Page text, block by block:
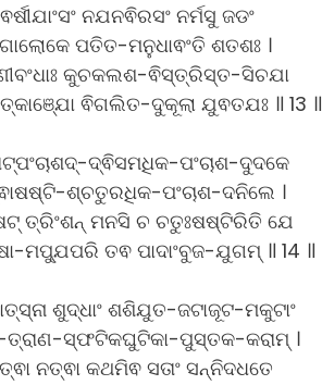
ନଯନଵିରସଂ ନର୍ମସୁ ଜଡଂ
ପତିତ-ମନୁଧାଵଂତି ଶତଶଃ ।
କୁଚକଲଶ-ଵିସ୍ତ୍ରିସ୍ତ-ସିଚଯା
ଵିଗଲିତ-ଦୁକୂଲା ଯୁଵତଯଃ ॥ 13 ॥
ଦ୍ଵିସମଧିକ-ପଂଚାଶ-ଦୁଦକେ
ଶ୍ଚତୁରଧିକ-ପଂଚାଶ-ଦନିଲେ ।
ତ୍ରିଂଶନ୍ ମନସି ଚ ଚତୁଃଷଷ୍ଟିରିତି ଯେ
ମପ୍ଯୁପରି ତଵ ପାଦାଂବୁଜ-ଯୁଗମ୍ ॥ 14 ॥
ଶୁଦ୍ଧାଂ ଶଶିଯୁତ-ଜଟାଜୂଟ-ମକୁଟାଂ
ସ୍ଫଟିକଘୁଟିକା-ପୁସ୍ତକ-କରାମ୍ ।
ନତ୍ଵା କଥମିଵ ସତାଂ ସନ୍ନିଦଧତେ